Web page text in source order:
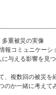
重被災の実像
コミュニケーシ
与える影響を見
、複数回の被災を
か一緒に考えて